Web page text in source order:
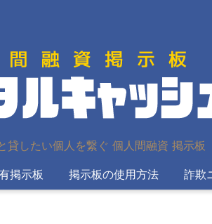
貸したい個人を繋ぐ 個人間融資 掲示板
掲示板 掲示板の使用方法 詐欺